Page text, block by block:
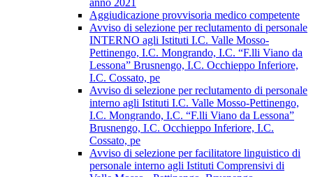
anno 2021
Aggiudicazione provvisoria medico competente
Avviso di selezione per reclutamento di personale
INTERNO agli Istituti I.C. Valle Mosso-
Pettinengo, I.C. Mongrando, I.C. “F.lli Viano da
Lessona” Brusnengo, I.C. Occhieppo Inferiore,
I.C. Cossato, pe
Avviso di selezione per reclutamento di personale
interno agli Istituti I.C. Valle Mosso-Pettinengo,
I.C. Mongrando, I.C. “F.lli Viano da Lessona”
Brusnengo, I.C. Occhieppo Inferiore, I.C.
Cossato, pe
Avviso di selezione per facilitatore linguistico di
personale interno agli Istituti Comprensivi di